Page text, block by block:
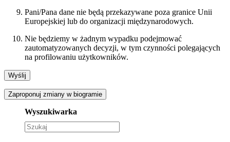
Pani/Pana dane nie będą przekazywane poza granice Unii
Europejskiej lub do organizacji międzynarodowych.
Nie będziemy w żadnym wypadku podejmować
zautomatyzowanych decyzji, w tym czynności polegających
na profilowaniu użytkowników.
Zaproponuj zmiany w biogramie
Wyszukiwarka